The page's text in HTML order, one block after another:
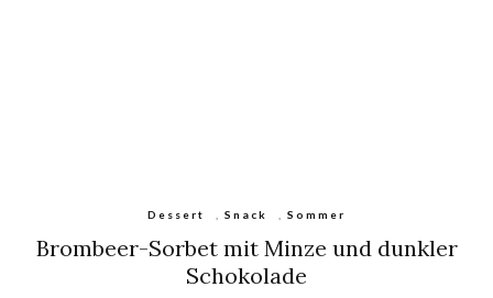
Dessert Snack Sommer
Brombeer-Sorbet mit Minze und dunkler
Schokolade